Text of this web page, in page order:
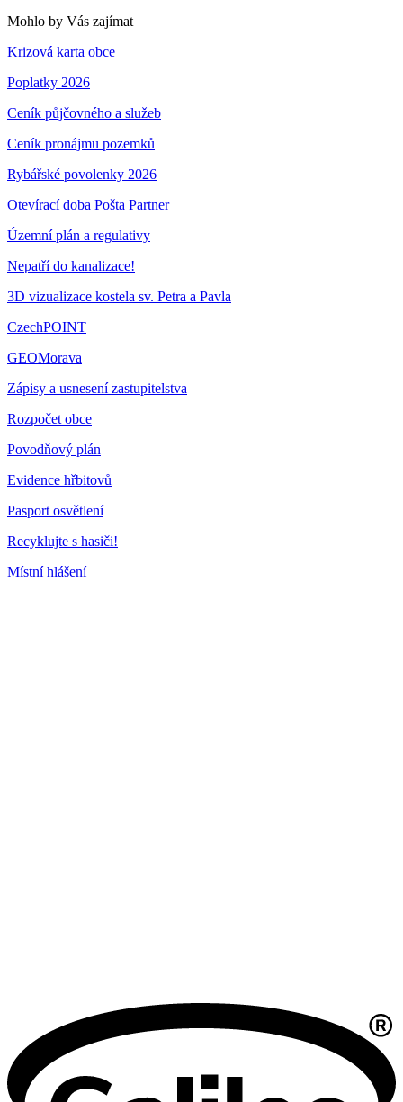
Mohlo by Vás zajímat
Krizová karta obce
Poplatky 2026
Ceník půjčovného a služeb
Ceník pronájmu pozemků
Rybářské povolenky 2026
Otevírací doba Pošta Partner
Územní plán a regulativy
Nepatří do kanalizace!
3D vizualizace kostela sv. Petra a Pavla
CzechPOINT
GEOMorava
Zápisy a usnesení zastupitelstva
Rozpočet obce
Povodňový plán
Evidence hřbitovů
Pasport osvětlení
Recyklujte s hasiči!
Místní hlášení